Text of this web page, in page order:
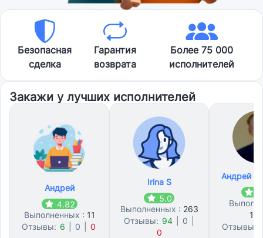
Безопасная
сделка
Гарантия
возврата
Более 75 000
исполнителей
Закажи у лучших исполнителей
Андрей
4.82
Выполненных : 11
Отзывы: 6 0 0
Irina S
5.0
Выполненных : 263
Отзывы: 94 0
0
Андрей
Отзывы: